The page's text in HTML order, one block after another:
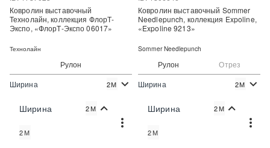
Рулон
Цена:
Ковролин выставочный
Технолайн, коллекция ФлорТ-
Экспо, «ФлорТ-Экспо 06017»
Технолайн
Ширина 2М
Ширина 2М
2М
Рулон Отрез
Цена:
Ковролин выставочный Sommer
Needlepunch, коллекция Expoline,
«Expoline 9213»
Sommer Needlepunch
Ширина 2М
Ширина 2М
2М